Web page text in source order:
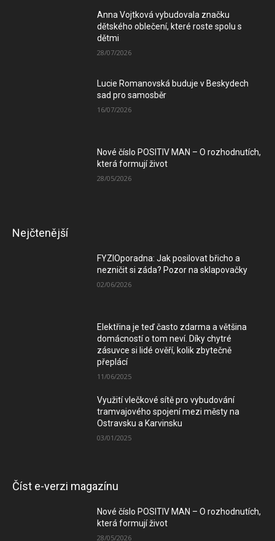
Anna Vojtková vybudovala značku
dětského oblečení, které roste spolu s
dětmi
28/07/2026
Lucie Romanovská buduje v Beskydech
sad pro samosběr
16/07/2026
Nové číslo POSITIV MAN – O rozhodnutích,
která formují život
28/05/2026
Nejčtenější
FYZIOporadna: Jak posilovat břicho a
nezničit si záda? Pozor na sklapovačky
02/06/2026
Elektřina je teď často zdarma a většina
domácností o tom neví. Díky chytré
zásuvce si lidé ověří, kolik zbytečně
přeplácí
11/06/2025
Využití vlečkové sítě pro vybudování
tramvajového spojení mezi městy na
Ostravsku a Karvinsku
03/01/2025
Číst e-verzi magazínu
Nové číslo POSITIV MAN – O rozhodnutích,
která formují život
28/05/2026